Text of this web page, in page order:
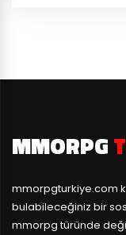
MMORPG
mmorpgturkiye.com
bulabileceğiniz bir
mmorpg türünde değil,